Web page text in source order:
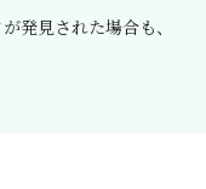
発見された場合も、